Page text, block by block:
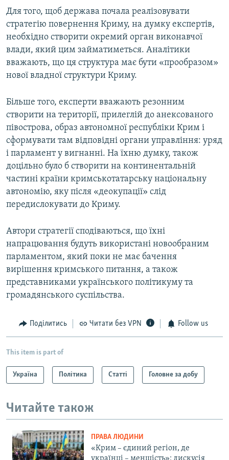
Для того, щоб держава почала реалізовувати
стратегію повернення Криму, на думку експертів,
необхідно створити окремий орган виконавчої
влади, який цим займатиметься. Аналітики
вважають, що ця структура має бути «прообразом»
нової владної структури Криму.
Більше того, експерти вважають резонним
створити на території, прилеглій до анексованого
півострова, образ автономної республіки Крим і
сформувати там відповідні органи управління: уряд
і парламент у вигнанні. На їхню думку, також
доцільно було б створити на континентальній
частині країни кримськотатарську національну
автономію, яку після «деокупації» слід
передислокувати до Криму.
Автори стратегії сподіваються, що їхні
напрацювання будуть використані новообраним
парламентом, який поки не має бачення
вирішення кримського питання, а також
представниками українського політикуму та
громадянського суспільства.
Поділитись Читати без VPN Follow us
This item is part of
Україна Політика Статті Головне за добу
Читайте також
ПРАВА ЛЮДИНИ
«Крим – єдиний регіон, де